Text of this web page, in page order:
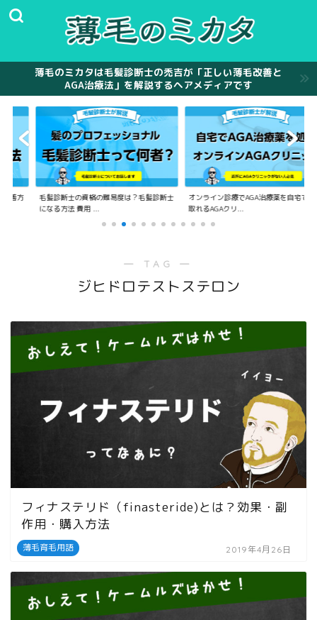
薄毛のミカタは毛髪診断士の禿吉が「正しい薄毛改善と
AGA治療法」を解説するヘアメディアです
難易度は？毛髪診断士
オンライン診療でAGA治療薬を自宅で受け
取れるAGAクリ...
未成年、10代の高校生
AGA治療は何歳...
― TAG ―
ジヒドロテストステロン
薄毛育毛用語
フィナステリド（finasteride)とは？効果・副
作用・購入方法
2019年4月26日